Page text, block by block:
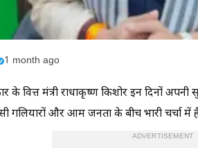
1 month ago
के वित्त मंत्री राधाकृष्ण किशोर इन दिनों
गलियारों और आम जनता के बीच भारी चर्चा में
ADVERTISEMENT